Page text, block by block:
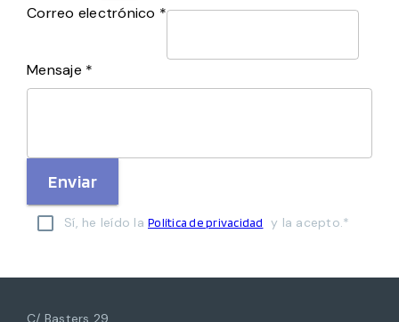
Correo electrónico *
Mensaje *
Enviar
Sí, he leído la Política de privacidad y la acepto.*
C/ Basters 29,